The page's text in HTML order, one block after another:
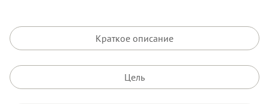
Краткое описание
Цель